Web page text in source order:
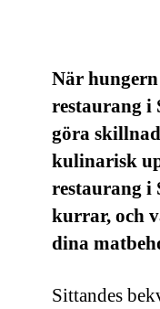
När
restaurang i
göra
kulinarisk
restaurang i
kurrar, och
dina
Sittandes